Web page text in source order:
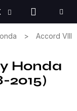
KOŠÍK
Accord VIII
Honda
2015)